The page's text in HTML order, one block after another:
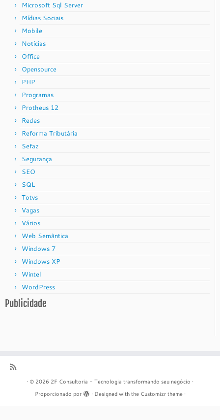
Microsoft Sql Server
Mídias Sociais
Mobile
Notícias
Office
Opensource
PHP
Programas
Protheus 12
Redes
Reforma Tributária
Sefaz
Segurança
SEO
SQL
Totvs
Vagas
Vários
Web Semântica
Windows 7
Windows XP
Wintel
WordPress
Publicidade
· © 2026 2F Consultoria - Tecnologia transformando seu negócio ·
Proporcionado por
· Designed with the Customizr theme·